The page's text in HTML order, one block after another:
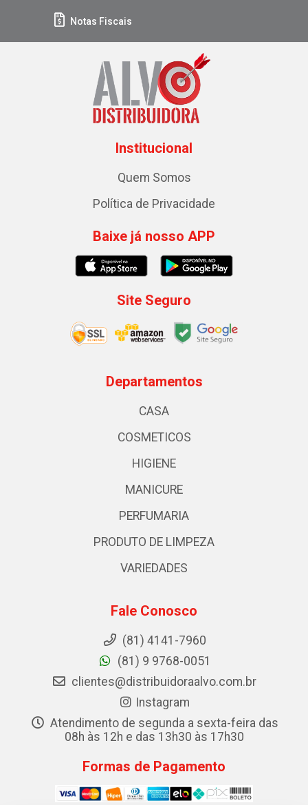
Notas Fiscais
Institucional
Quem Somos
Política de Privacidade
Baixe já nosso APP
Site Seguro
Departamentos
CASA
COSMETICOS
HIGIENE
MANICURE
PERFUMARIA
PRODUTO DE LIMPEZA
VARIEDADES
Fale Conosco
(81) 4141-7960
(81) 9 9768-0051
clientes@distribuidoraalvo.com.br
Instagram
Atendimento de segunda a sexta-feira das
08h às 12h e das 13h30 às 17h30
Formas de Pagamento